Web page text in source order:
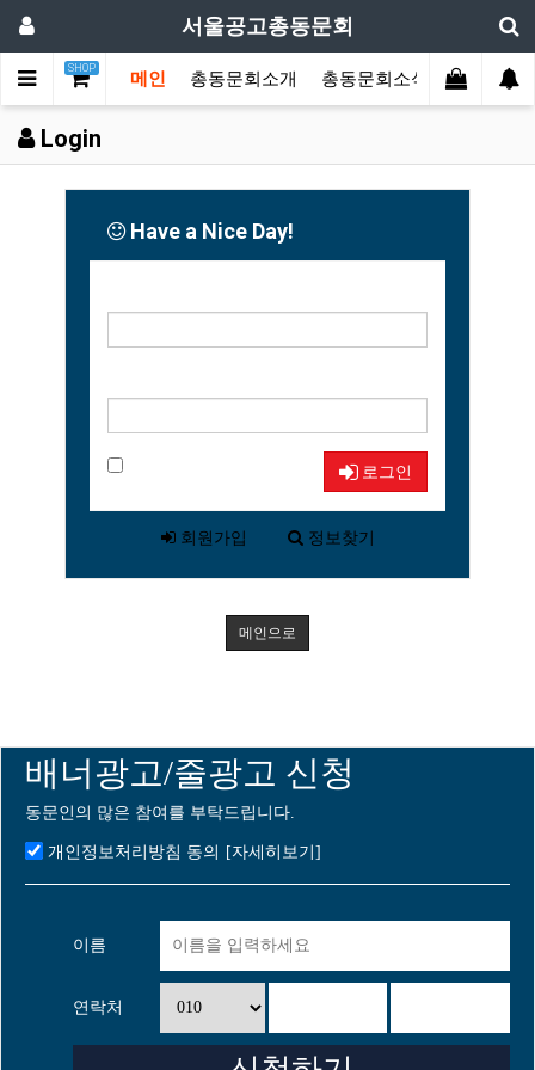
서울공고총동문회
SHOP
메인 총동문회소개 총동문회소식 동문한마
Login
Have a Nice Day!
로그인
회원가입 정보찾기
메인으로
배너광고/줄광고 신청
동문인의 많은 참여를 부탁드립니다.
개인정보처리방침 동의 [자세히보기]
이름
연락처